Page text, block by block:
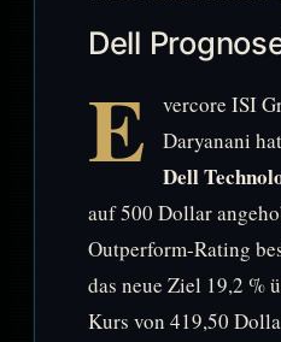
Dell
E
vercore ISI
Daryanani
Dell
auf 500 Dollar
Outperform-Rating
das neue Ziel 19,2 %
Kurs von 419,50